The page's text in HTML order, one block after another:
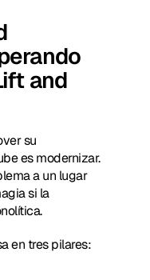
and
su
es modernizar.
a un lugar
si la
en tres pilares: